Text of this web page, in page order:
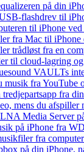
på din
flashdrev til
til iPhone
fra Mac til iPhone
trådløst fra en
til cloud-lagring
VAULTs
musik fra
tredjepartsapp fra
mens du afspiller
Media Server
på iPhone fra
fra
på din iPhone,